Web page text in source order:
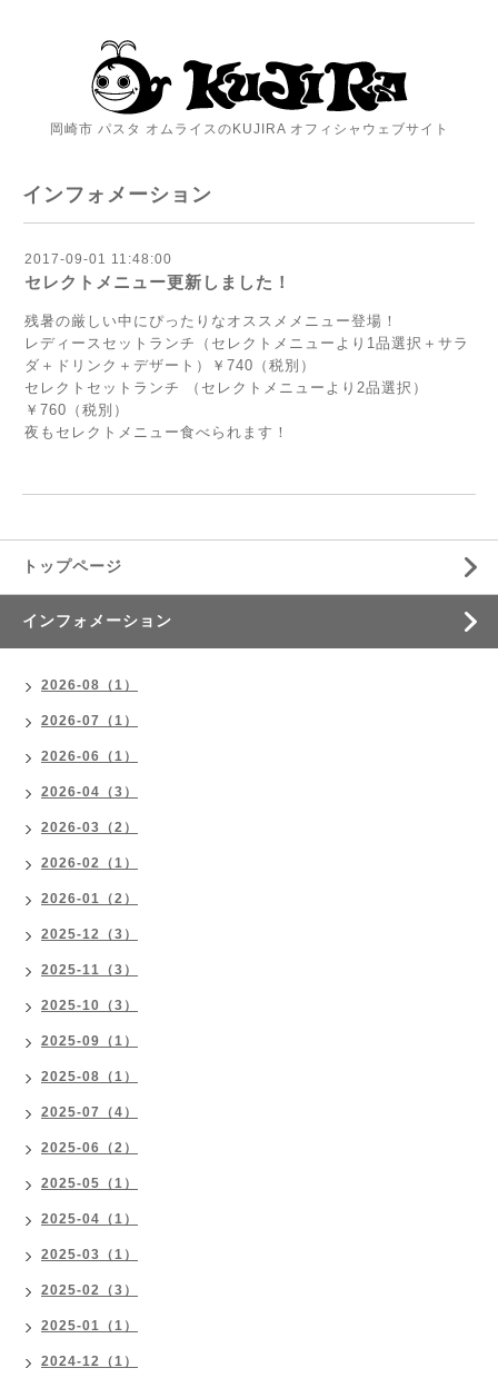
岡崎市 パスタ オムライスのKUJIRA オフィシャウェブサイト
インフォメーション
2017-09-01 11:48:00
セレクトメニュー更新しました！
残暑の厳しい中にぴったりなオススメメニュー登場！
レディースセットランチ（セレクトメニューより1品選択＋サラ
ダ＋ドリンク＋デザート）￥740（税別）
セレクトセットランチ （セレクトメニューより2品選択）
￥760（税別）
夜もセレクトメニュー食べられます！
トップページ
インフォメーション
2026-08（1）
2026-07（1）
2026-06（1）
2026-04（3）
2026-03（2）
2026-02（1）
2026-01（2）
2025-12（3）
2025-11（3）
2025-10（3）
2025-09（1）
2025-08（1）
2025-07（4）
2025-06（2）
2025-05（1）
2025-04（1）
2025-03（1）
2025-02（3）
2025-01（1）
2024-12（1）